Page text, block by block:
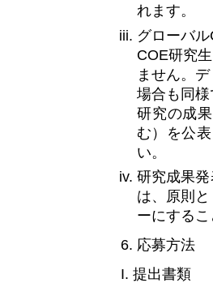
れます。
グローバ
COE研究
ません。
場合も同
研究の成
む）を公
い。
研究成果
は、原則
ーにする
6. 応募方法
I. 提出書類